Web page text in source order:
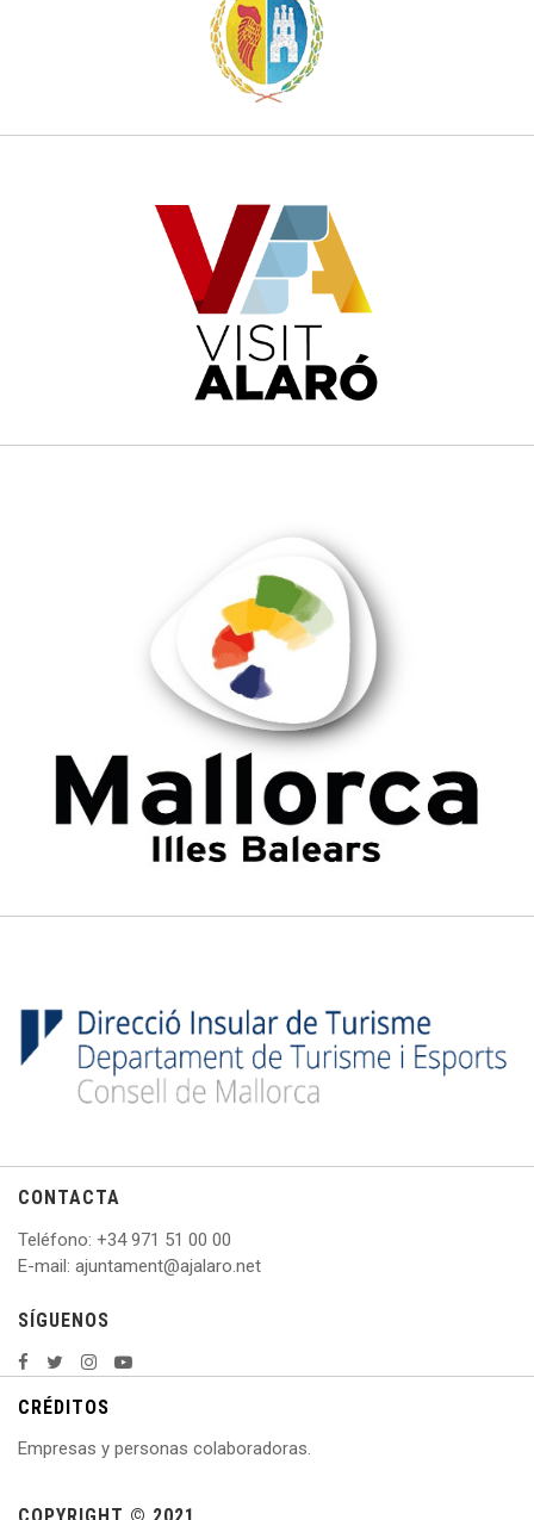
CONTACTA
Teléfono: +34 971 51 00 00
E-mail: ajuntament@ajalaro.net
SÍGUENOS
CRÉDITOS
Empresas y personas colaboradoras.